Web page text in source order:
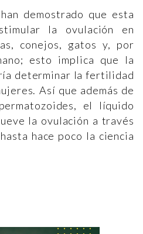
demostrado que esta
la ovulación en
conejos, gatos y, por
esto implica que la
determinar la fertilidad
Así que además de
el líquido
la ovulación a través
hace poco la ciencia